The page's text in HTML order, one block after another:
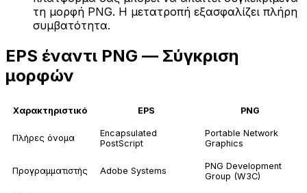
τη μορφή PNG. Η μετατροπή εξασφαλίζει πλήρη
συμβατότητα.
EPS έναντι PNG — Σύγκριση
μορφών
Χαρακτηριστικό EPS PNG
Πλήρες όνομα
Encapsulated
PostScript
Portable Network
Graphics
Προγραμματιστής Adobe Systems
PNG Development
Group (W3C)